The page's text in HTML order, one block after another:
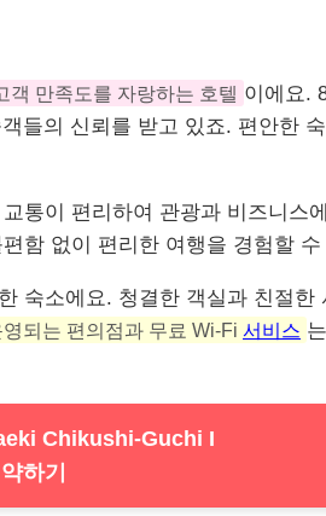
객 만족도를 자랑하는 호텔 이에요.
들의 신뢰를 받고 있죠. 편안한
통이 편리하여 관광과 비즈니스
함 없이 편리한 여행을 경험할 수
숙소에요. 청결한 객실과 친절한
되는 편의점과 무료 Wi-Fi 서비스
Chikushi-Guchi I
하기